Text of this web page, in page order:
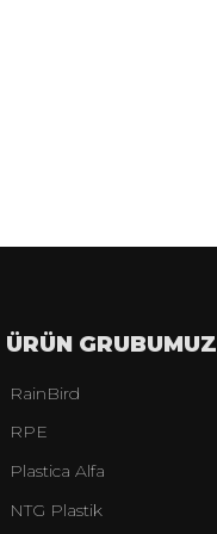
ÜRÜN GRUBUMUZ
RainBird
RPE
Plastica Alfa
NTG Plastik